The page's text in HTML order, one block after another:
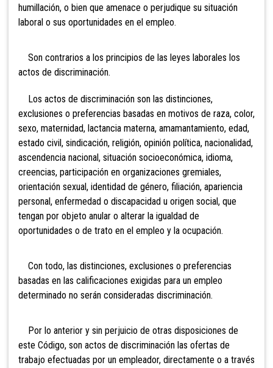
humillación, o bien que amenace o perjudique su situación
laboral o sus oportunidades en el empleo.
Son contrarios a los principios de las leyes laborales los
actos de discriminación.
Los actos de discriminación son las distinciones,
exclusiones o preferencias basadas en motivos de raza, color,
sexo, maternidad, lactancia materna, amamantamiento, edad,
estado civil, sindicación, religión, opinión política, nacionalidad,
ascendencia nacional, situación socioeconómica, idioma,
creencias, participación en organizaciones gremiales,
orientación sexual, identidad de género, filiación, apariencia
personal, enfermedad o discapacidad u origen social, que
tengan por objeto anular o alterar la igualdad de
oportunidades o de trato en el empleo y la ocupación.
Con todo, las distinciones, exclusiones o preferencias
basadas en las calificaciones exigidas para un empleo
determinado no serán consideradas discriminación.
Por lo anterior y sin perjuicio de otras disposiciones de
este Código, son actos de discriminación las ofertas de
trabajo efectuadas por un empleador, directamente o a través